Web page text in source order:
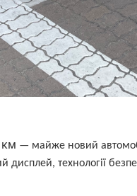
км — майже новий
дисплей, технології